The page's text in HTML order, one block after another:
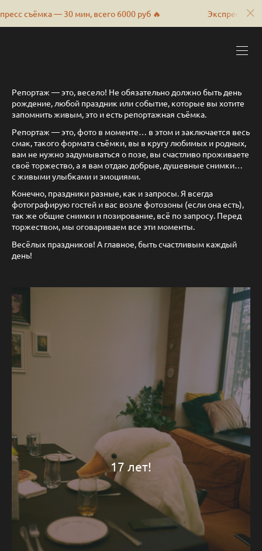
съёмка — 30 мин, всего 6000 руб 🔥 Экспресс съёмка
Репортаж — это, весело! Не обязательно должно быть день
рождение, любой праздник или событие, которые вы хотите
запомнить живым, это и есть репортажная съёмка.
Репортаж — это, фото в моменте… в этом и заключается весь
смак, такого формата съёмки, вы в кругу любимых и родных,
вам не нужно задумываться о позе, вы счастливо проживаете
своё торжество, а я вам отдаю добрые, душевные снимки…
с живыми улыбками и эмоциями.
Конечно, праздники разные, как и запросы. Я всегда
фотографирую гостей и вас возле фотозоны (если она есть),
так же общие снимки и позирование, всё по запросу. Перед
торжеством, мы оговариваем все эти моменты.
Весёлых праздников! А главное, быть счастливым каждый
день!
17 лет!